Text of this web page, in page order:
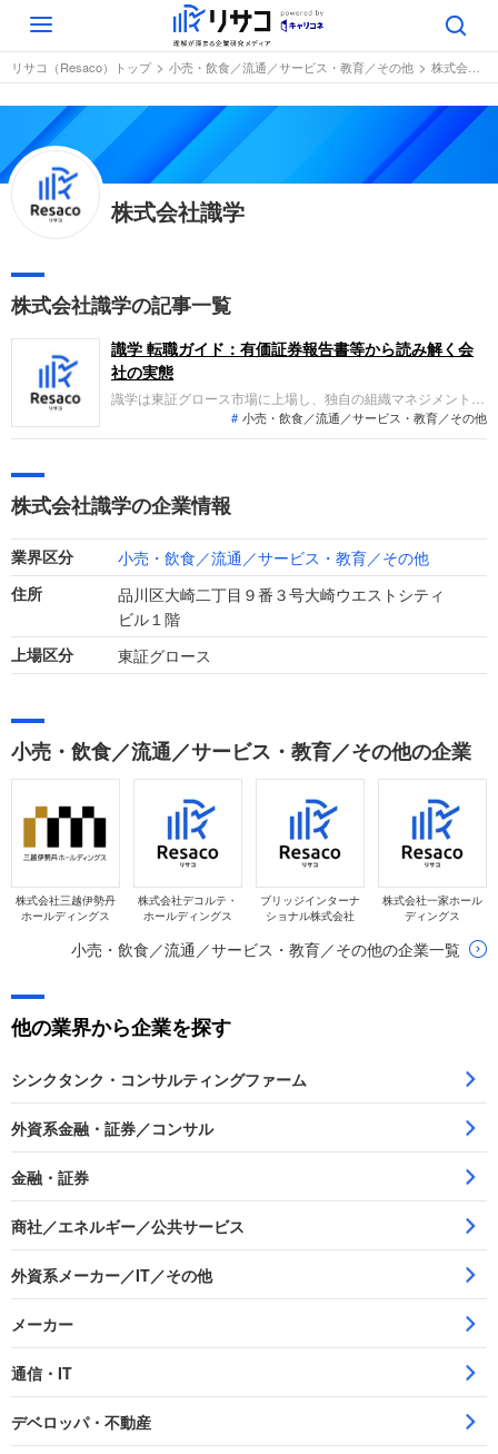
Toggle
navigation
リサコ（Resaco）トップ 小売・飲食／流通／サービス・教育／その他 株式会社識学
株式会社識学
株式会社識学の記事一覧
識学 転職ガイド：有価証券報告書等から読み解く会
社の実態
識学は東証グロース市場に上場し、独自の組織マネジメント理
論「識学」に基づく組織コンサルティング事業を主力に、スポ
ーツエンタテインメント事業やファンド事業も展開していま
小売・飲食／流通／サービス・教育／その他
株式会社識学の企業情報
業界区分 小売・飲食／流通／サービス・教育／その他
住所
品川区大崎二丁目９番３号大崎ウエストシティ
ビル１階
上場区分 東証グロース
小売・飲食／流通／サービス・教育／その他の企業
株式会社三越伊勢丹
ホールディングス
株式会社デコルテ・
ホールディングス
ブリッジインターナ
ショナル株式会社
株式会社一家ホール
ディングス
小売・飲食／流通／サービス・教育／その他の企業一覧
他の業界から企業を探す
シンクタンク・コンサルティングファーム
外資系金融・証券／コンサル
金融・証券
商社／エネルギー／公共サービス
外資系メーカー／IT／その他
メーカー
通信・IT
デベロッパ・不動産